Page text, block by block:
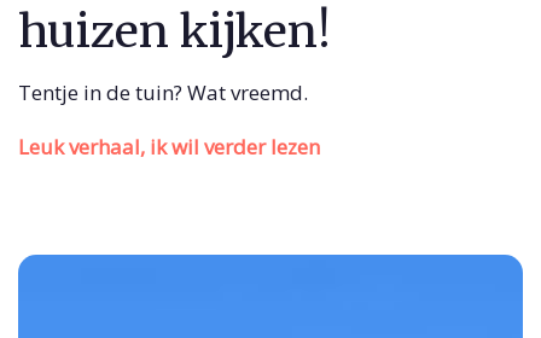
huizen kijken!
Tentje in de tuin? Wat vreemd.
Leuk verhaal, ik wil verder lezen